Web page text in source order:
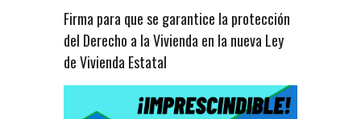
Firma para que se garantice la protección
del Derecho a la Vivienda en la nueva Ley
de Vivienda Estatal